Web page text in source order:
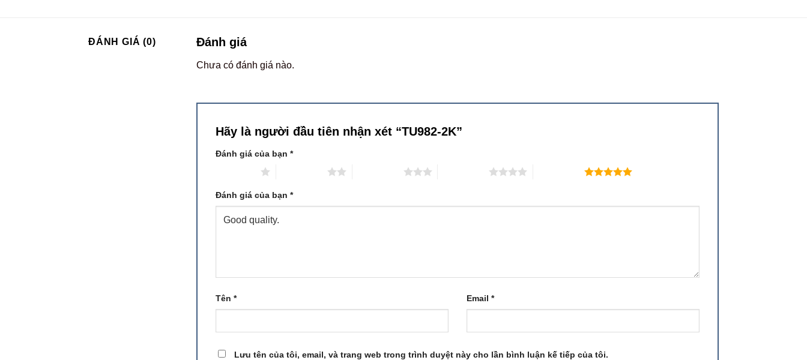
ĐÁNH GIÁ (0) Đánh giá
Chưa có đánh giá nào.
Hãy là người đầu tiên nhận xét “TU982-2K”
Đánh giá của bạn *
5 trên 5 sao
Đánh giá của bạn *
Tên * Email *
Lưu tên của tôi, email, và trang web trong trình duyệt này cho lần bình luận kế tiếp của tôi.